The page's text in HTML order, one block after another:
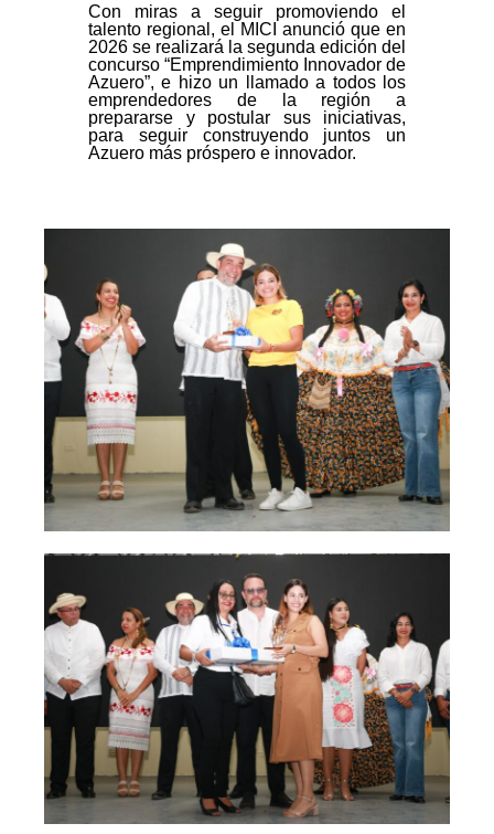
Con miras a seguir promoviendo el
talento regional, el MICI anunció que en
2026 se realizará la segunda edición del
concurso “Emprendimiento Innovador de
Azuero”, e hizo un llamado a todos los
emprendedores de la región a
prepararse y postular sus iniciativas,
para seguir construyendo juntos un
Azuero más próspero e innovador.